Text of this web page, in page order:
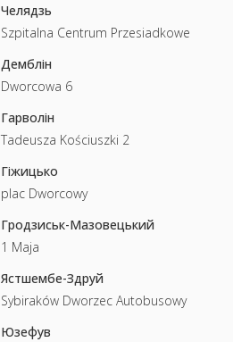
Челядзь
Szpitalna Centrum Przesiadkowe
Демблін
Dworcowa 6
Гарволін
Tadeusza Kościuszki 2
Гіжицько
plac Dworcowy
Гродзиськ-Мазовецький
1 Maja
Ястшембе-Здруй
Sybiraków Dworzec Autobusowy
Юзефув